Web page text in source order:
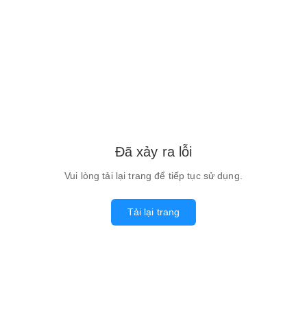
Đã xảy ra lỗi
Vui lòng tải lại trang để tiếp tục sử dụng.
Tải lại trang